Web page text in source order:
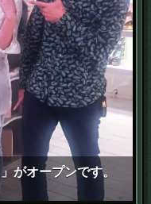
がオープンです。